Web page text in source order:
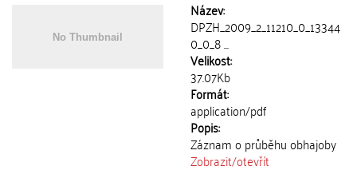
Název:
DPZH_2009_2_11210_0_13344
0_0_8 ...
Velikost:
37.07Kb
Formát:
application/pdf
Popis:
Záznam o průběhu obhajoby
Zobrazit/otevřít